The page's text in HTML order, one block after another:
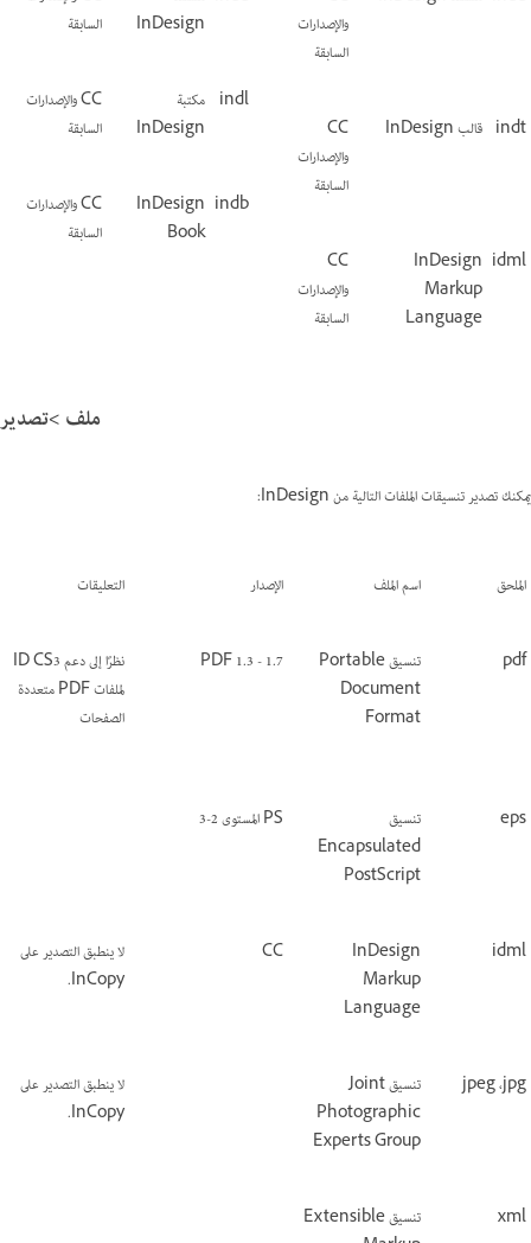
والإصدارات
السابقة
indt قالب InDesign
CC
والإصدارات
السابقة
idml
InDesign
Markup
Language
CC
والإصدارات
السابقة
InDesign
السابقة
indl مكتبة
InDesign
CC والإصدارات
السابقة
indb
InDesign
Book
CC والإصدارات
السابقة
‏ملف >تصدير
يمكنك تصدير تنسيقات الملفات التالية من InDesign:
الملحق اسم الملف الإصدار التعليقات
pdf
تنسيق Portable
Document
Format‏
PDF 1.3 - 1.7
نظرًا إلى دعم ID CS3
لملفات PDF متعددة
الصفحات
eps
تنسيق
Encapsulated
PostScript
PS المستوى 2-3
idml
InDesign
Markup
Language
CC
لا ينطبق التصدير على
InCopy.
jpg،‏ jpeg
تنسيق Joint
Photographic
Experts Group
لا ينطبق التصدير على
InCopy.
xml
تنسيق Extensible